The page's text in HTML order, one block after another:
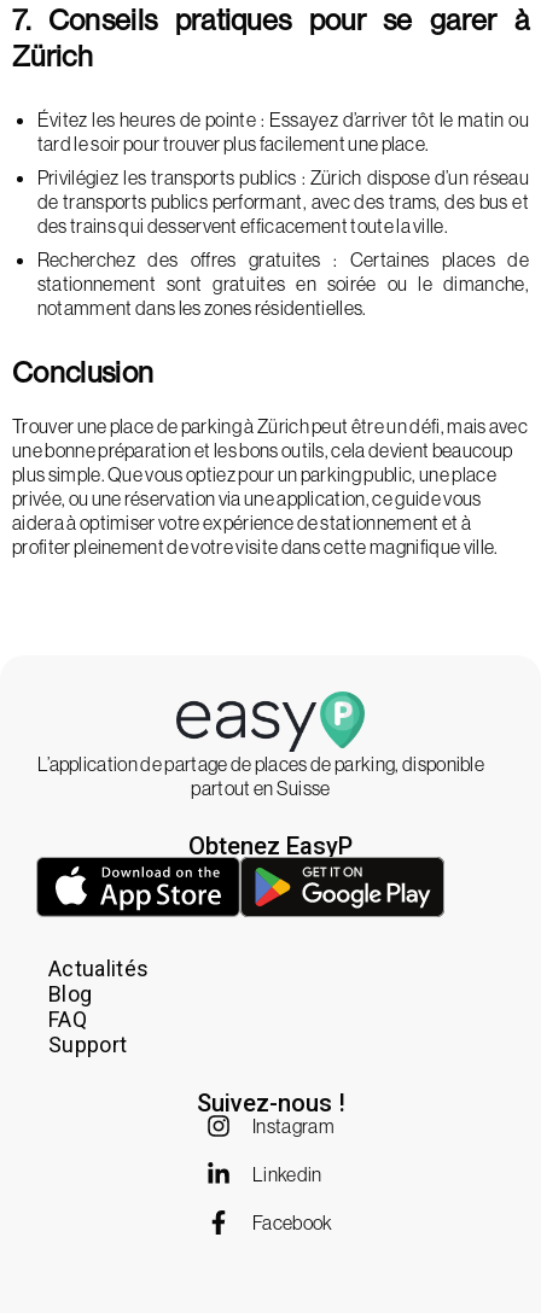
7. Conseils pratiques pour se garer à
Zürich
Évitez les heures de pointe : Essayez d’arriver tôt le matin ou
tard le soir pour trouver plus facilement une place.
Privilégiez les transports publics : Zürich dispose d’un réseau
de transports publics performant, avec des trams, des bus et
des trains qui desservent efficacement toute la ville.
Recherchez des offres gratuites : Certaines places de
stationnement sont gratuites en soirée ou le dimanche,
notamment dans les zones résidentielles.
Conclusion
Trouver une place de parking à Zürich peut être un défi, mais avec
une bonne préparation et les bons outils, cela devient beaucoup
plus simple. Que vous optiez pour un parking public, une place
privée, ou une réservation via une application, ce guide vous
aidera à optimiser votre expérience de stationnement et à
profiter pleinement de votre visite dans cette magnifique ville.
L’application de partage de places de parking, disponible
partout en Suisse
Obtenez EasyP
Actualités
Blog
FAQ
Support
Suivez-nous !
Instagram
Linkedin
Facebook